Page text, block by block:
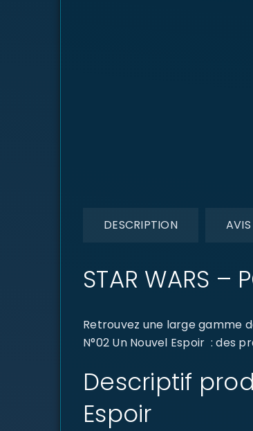
DESCRIPTION
STAR WARS
Retrouvez une large gamme
N°02 Un Nouvel Espoir : des
Descriptif
Espoir